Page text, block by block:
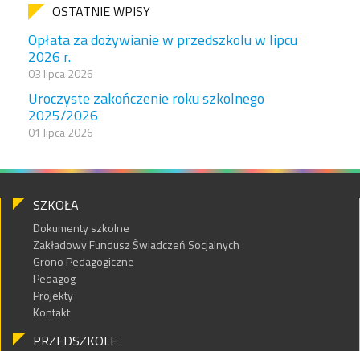
OSTATNIE WPISY
Opłata za dożywianie w przedszkolu w lipcu
2026 r.
03 lipca 2026
Uroczyste zakończenie roku szkolnego
2025/2026
01 lipca 2026
SZKOŁA
Dokumenty szkolne
Zakładowy Fundusz Świadczeń Socjalnych
Grono Pedagogiczne
Pedagog
Projekty
Kontakt
PRZEDSZKOLE